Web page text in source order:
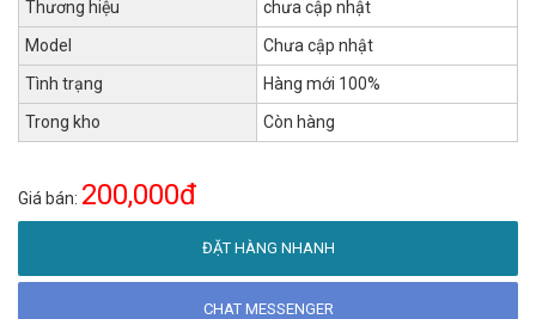
Thương hiệu
chưa cập nhật
Model
Chưa cập nhật
Tình trạng
Hàng mới 100%
Trong kho
Còn hàng
Giá bán: 200,000đ
ĐẶT HÀNG NHANH
CHAT MESSENGER